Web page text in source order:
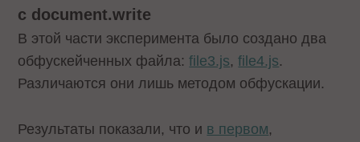
с document.write
В этой части эксперимента было создано два
обфускейченных файла:file3.js,file4.js.
Различаются они лишь методом обфускации.
Результаты показали, что и в первом,